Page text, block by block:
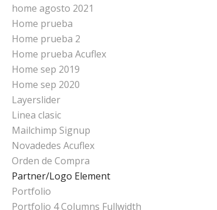
home agosto 2021
Home prueba
Home prueba 2
Home prueba Acuflex
Home sep 2019
Home sep 2020
Layerslider
Linea clasic
Mailchimp Signup
Novadedes Acuflex
Orden de Compra
Partner/Logo Element
Portfolio
Portfolio 4 Columns Fullwidth